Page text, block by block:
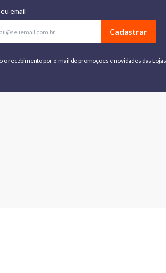
email
Cadastrar
o recebimento por e-mail de promoções e novidades das Lojas